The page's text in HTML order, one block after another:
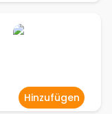
Hinzufügen